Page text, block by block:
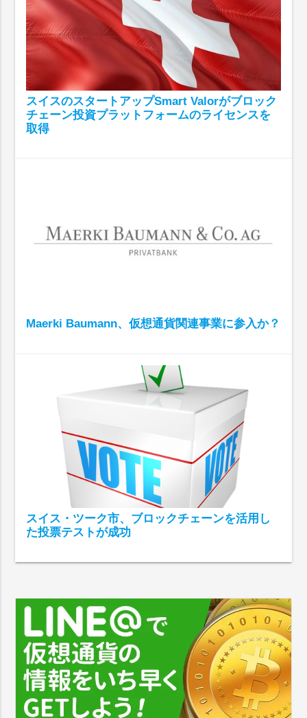
スイスのスタートアップSmart Valorがブロック
チェーン投資プラットフォームのライセンスを
取得
Maerki Baumann、仮想通貨関連事業に参入か？
スイス・ツーク市、ブロックチェーンを活用し
た投票テストが成功